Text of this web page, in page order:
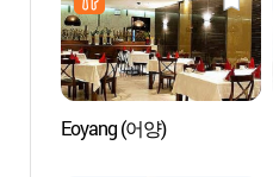
Eoyang (어양)